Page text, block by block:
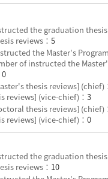
the graduation thesis
reviews： 5
the Master's
of instructed the
0
thesis reviews] (chief)
reviews] (vice-chief)： 3
thesis reviews] (chief)
reviews] (vice-chief)： 0
the graduation thesis
reviews： 10